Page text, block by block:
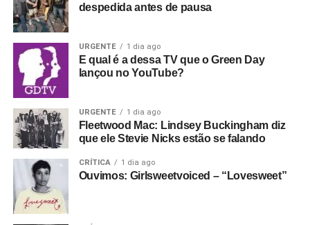
despedida antes de pausa
URGENTE 1 dia ago
E qual é a dessa TV que o Green Day
lançou no YouTube?
URGENTE 1 dia ago
Fleetwood Mac: Lindsey Buckingham diz
que ele Stevie Nicks estão se falando
CRÍTICA 1 dia ago
Ouvimos: Girlsweetvoiced – “Lovesweet”